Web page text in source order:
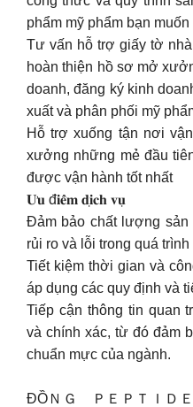
phẩm mỹ phẩm bạn
Tư vấn hỗ trợ giấy tờ
hoàn thiện hồ sơ mở
doanh, đăng ký kinh
xuất và phân phối mỹ
Hỗ trợ xuống tận nơi
xưởng những mẻ đầu
được vận hành tốt nhất
𝐔̛𝐮 đ𝐢𝐞̂̉𝐦 𝐝𝐢̣𝐜𝐡 𝐯𝐮̣
Đảm bảo chất lượng sản
rủi ro và lỗi trong quá
Tiết kiệm thời gian và
áp dụng các quy định và
Tiếp cận thông tin quan
và chính xác, từ đó đảm
chuẩn mực của ngành.
ĐỒＮＧ ＰＥＰＴＩＤ